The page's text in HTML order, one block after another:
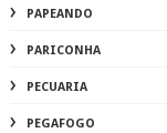
PAPEANDO
PARICONHA
PECUARIA
PEGAFOGO